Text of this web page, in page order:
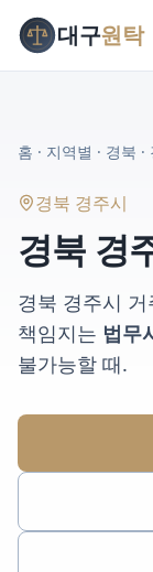
대구원탁
홈 · 지역별 · 경북 ·
경북 경주시
경북 경
경북 경주시 거
책임지는 법무
불가능할 때.